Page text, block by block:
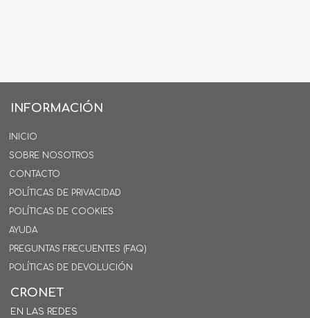
INFORMACIÓN
INICIO
SOBRE NOSOTROS
CONTACTO
POLÍTICAS DE PRIVACIDAD
POLÍTICAS DE COOKIES
AYUDA
PREGUNTAS FRECUENTES (FAQ)
POLÍTICAS DE DEVOLUCIÓN
CRONET
EN LAS REDES